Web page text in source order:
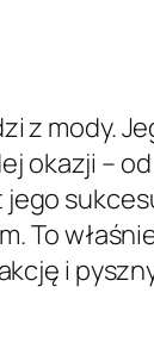
z mody.
okazji –
To
i